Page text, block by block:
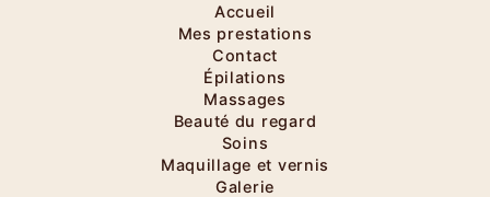
Accueil
Mes prestations
Contact
Épilations
Massages
Beauté du regard
Soins
Maquillage et vernis
Galerie